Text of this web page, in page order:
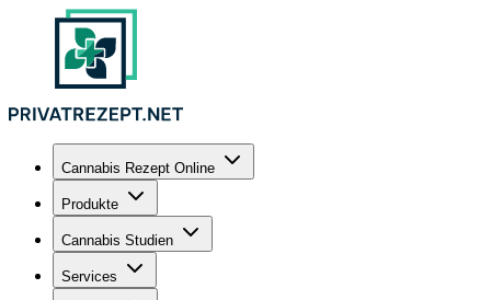
Cannabis Rezept Online
Produkte
Cannabis Studien
Services